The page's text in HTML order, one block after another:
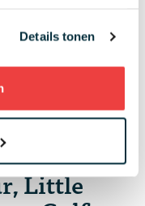
Details tonen
lage 'exemption
zich echter gaan
Little